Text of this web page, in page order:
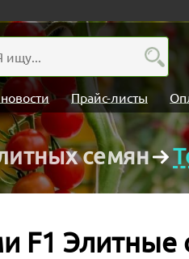
Прайс-листы
семян
F1 Элитные